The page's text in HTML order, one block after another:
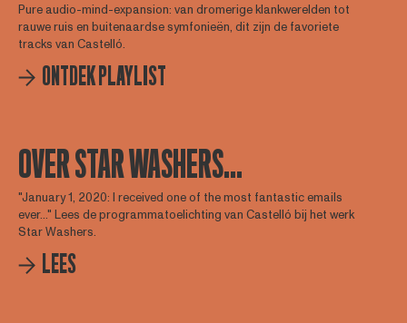
Pure audio-mind-expansion: van dromerige klankwerelden tot
rauwe ruis en buitenaardse symfonieën, dit zijn de favoriete
tracks van Castelló.
ONTDEK PLAYLIST
OVER STAR WASHERS...
"January 1, 2020: I received one of the most fantastic emails
ever..." Lees de programmatoelichting van Castelló bij het werk
Star Washers.
LEES